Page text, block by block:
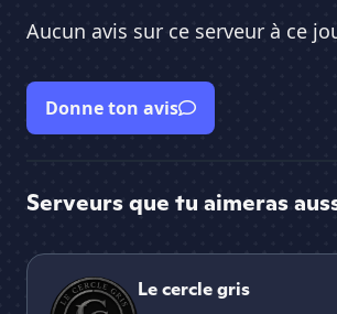
Aucun avis sur ce serveur à ce
Donne ton avis
Serveurs que tu aimeras
Le cercle gris
Le cercle gris